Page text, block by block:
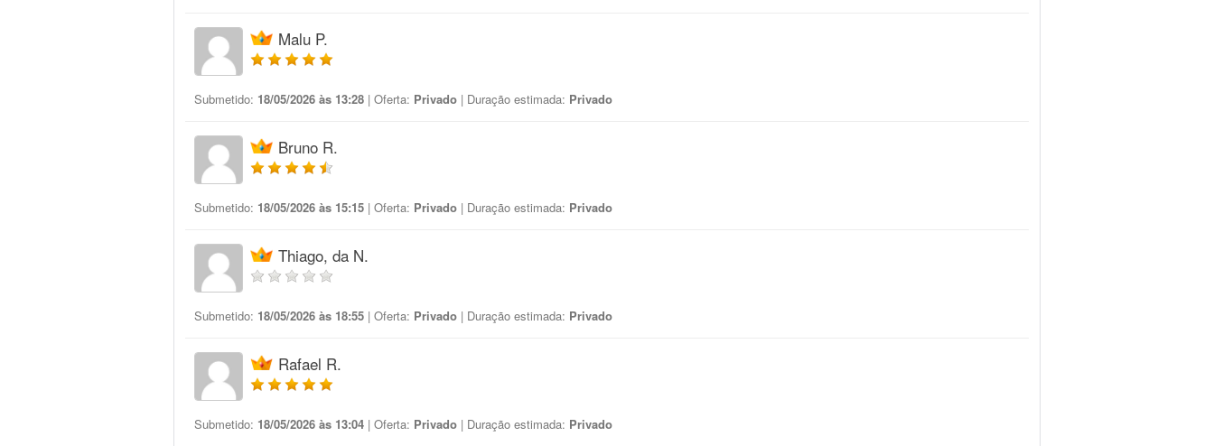
Malu P.
Submetido: 18/05/2026 às 13:28 | Oferta: Privado | Duração estimada: Privado
Bruno R.
Submetido: 18/05/2026 às 15:15 | Oferta: Privado | Duração estimada: Privado
Thiago, da N.
Submetido: 18/05/2026 às 18:55 | Oferta: Privado | Duração estimada: Privado
Rafael R.
Submetido: 18/05/2026 às 13:04 | Oferta: Privado | Duração estimada: Privado